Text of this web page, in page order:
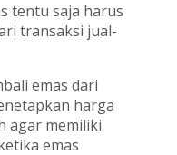
tentu saja harus
transaksi jual-
emas dari
harga
agar memiliki
emas